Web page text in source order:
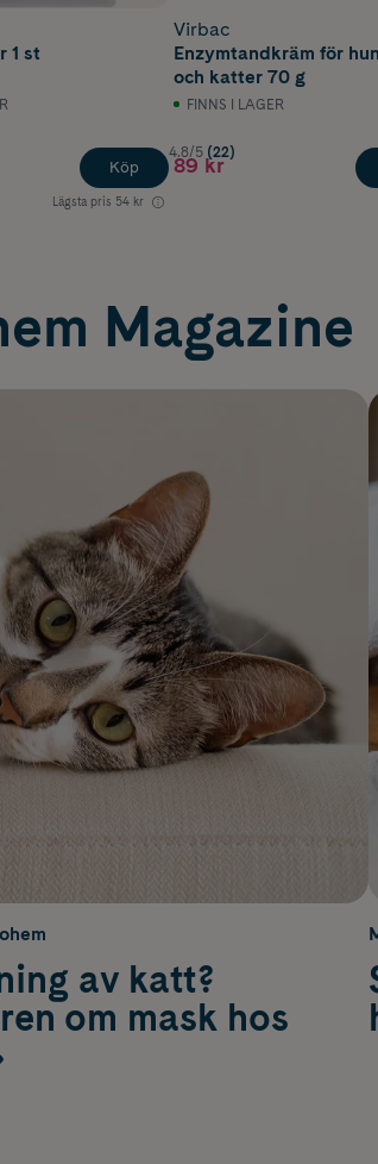
1 st
Lägsta pris 54 kr
Köp
Virbac
Enzymtandkräm för
och katter 70 g
FINNS I LAGER
4.8/5 (22)
89 kr
Magazine
av katt?
om mask hos